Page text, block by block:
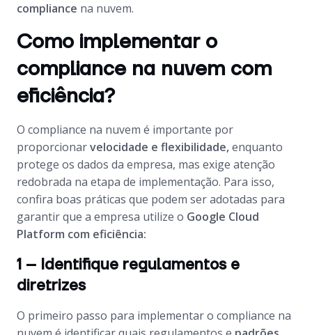
compliance na nuvem.
Como implementar o
compliance na nuvem com
eficiência?
O compliance na nuvem é importante por
proporcionarvelocidade e flexibilidade,enquanto
protege os dados da empresa, mas exige atenção
redobrada na etapa de implementação. Para isso,
confira boas práticas que podem ser adotadas para
garantir que a empresa utilize o Google Cloud
Platform com eficiência:
1 – Identifique regulamentos e
diretrizes
O primeiro passo para implementar o compliance na